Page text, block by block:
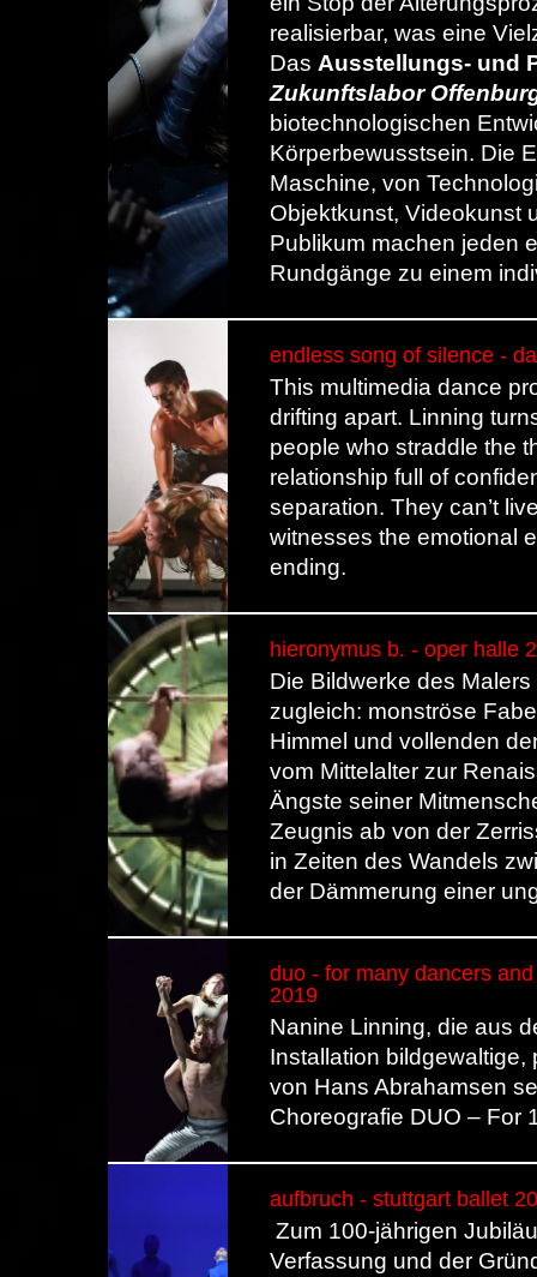
realisierbar, was eine
Das Ausstellungs- und
Zukunftslabor
biotechnologischen
Körperbewusstsein. Die
Maschine, von
Objektkunst, Videokunst
Publikum machen jeden
Rundgänge zu einem
endless song of silence -
This multimedia dance
drifting apart. Linning
people who straddle the
relationship full of
separation. They can’t
witnesses the emotional
ending.
hieronymus b. - oper halle
Die Bildwerke des
zugleich: monströse
Himmel und vollenden
vom Mittelalter zur
Ängste seiner
Zeugnis ab von der
in Zeiten des Wandels
der Dämmerung einer
duo - for many dancers
2019
Nanine Linning, die aus
Installation
von Hans Abrahamsen
Choreografie DUO – For
aufbruch - stuttgart ballet
Zum 100-jährigen
Verfassung und der